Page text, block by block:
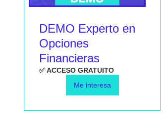
DEMO Experto en
Opciones
Financieras
✅ ACCESO GRATUITO
Me interesa